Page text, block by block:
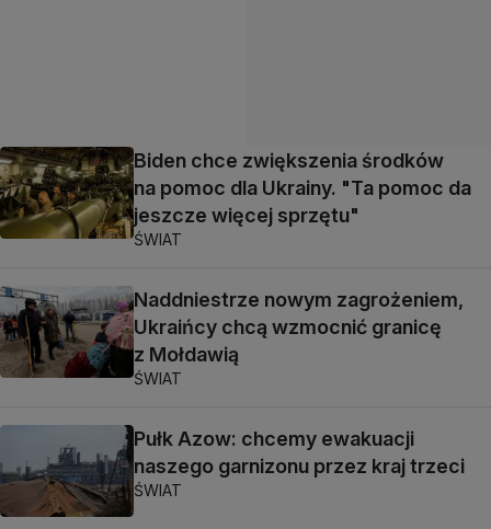
Biden chce zwiększenia środków
na pomoc dla Ukrainy. "Ta pomoc da
jeszcze więcej sprzętu"
ŚWIAT
Naddniestrze nowym zagrożeniem,
Ukraińcy chcą wzmocnić granicę
z Mołdawią
ŚWIAT
Pułk Azow: chcemy ewakuacji
naszego garnizonu przez kraj trzeci
ŚWIAT